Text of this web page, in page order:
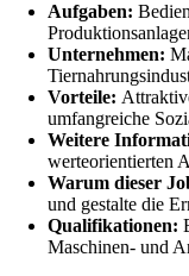
Aufgaben:
Unternehmen:
Vorteile:
umfangreiche
Weitere
werteorientierten
Warum dieser
und gestalte die
Qualifikationen:
Maschinen- und